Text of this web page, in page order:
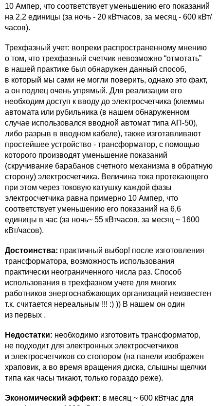
10 Ампер, что соответствует уменьшению его показаний
на 2,2 единицы (за ночь - 20 кВтчасов, за месяц - 600 кВт/
часов).
Трехфазный учет: вопреки распространенному мнению
о том, что трехфазный счетчик невозможно “отмотать”
в нашей практике был обнаружен данный способ,
в который мы сами не могли поверить, однако это факт,
а он подлец очень упрямый. Для реализации его
необходим доступ к вводу до электросчетчика (клеммы
автомата или рубильника (в нашем обнаруженном
случае использовался вводной автомат типа АП-50),
либо разрыв в вводном кабеле), также изготавливают
простейшее устройство - трансформатор, с помощью
которого производят уменьшение показаний
(скручивание барабанов счетного механизма в обратную
сторону) электросчетчика. Величина тока протекающего
при этом через токовую катушку каждой фазы
электросчетчика равна примерно 10 Ампер, что
соответствует уменьшению его показаний на 6,6
единицы в час (за ночь~ 55 кВтчасов, за месяц ~ 1600
кВт/часов).
Достоинства: практичный выбор! после изготовления
трансформатора, возможность использования
практически неограниченного числа раз. Способ
использования в трехфазном учете для многих
работников энергоснабжающих организаций неизвестен
т.к. считается нереальным !!! :) )) В нашем он один
из первых .
Недостатки: необходимо изготовить трансформатор,
не подходит для электронных электросчетчиков
и электросчетчиков со стопором (на панели изображен
храповик, а во время вращения диска, слышны щелчки
типа как часы тикают, только гораздо реже).
Экономический эффект: в месяц ~ 600 кВтчас для